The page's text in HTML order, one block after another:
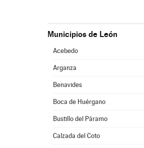
Municipios de León
Acebedo
Arganza
Benavides
Boca de Huérgano
Bustillo del Páramo
Calzada del Coto